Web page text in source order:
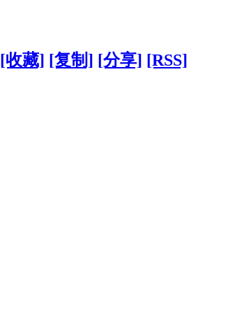
[收藏] [复制] [分享] [RSS]